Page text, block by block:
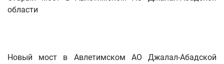
области
Новый мост в Авлетимском АО Джалал-Абадской